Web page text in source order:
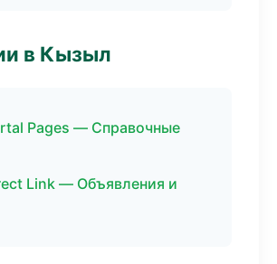
в Кызыл
Pages — Справочные
Link — Объявления и